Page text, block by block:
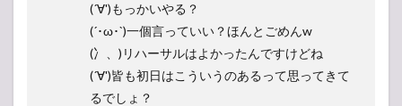
(´∀')もっかいやる？
(´･ω･`)一個言っていい？ほんとごめんw
(冫、)リハーサルはよかったんですけどね
(´∀')皆も初日はこういうのあるって思ってきて
るでしょ？